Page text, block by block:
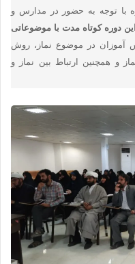
با توجه به حضور در مدارس و
دوره کوتاه مدت با موضوعاتی
آموزان در موضوع نماز، روش
و همچنین ارتباط بین نماز و